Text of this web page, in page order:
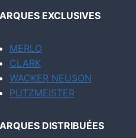
EXCLUSIVES
MERLO
CLARK
WACKER NEUSON
PUTZMEISTER
DISTRIBUÉES